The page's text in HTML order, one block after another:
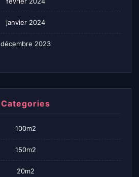
janvier 2024
décembre 2023
Categories
100m2
150m2
20m2